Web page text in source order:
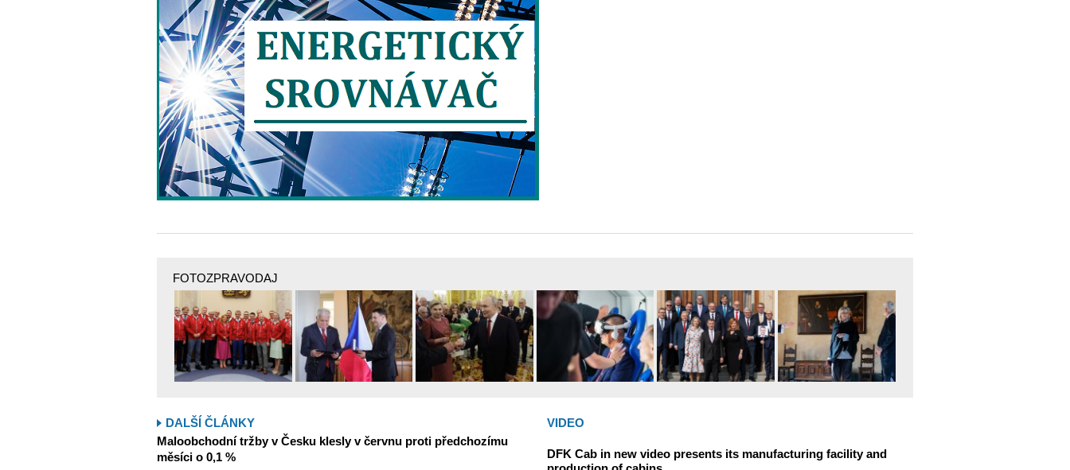
FOTOZPRAVODAJ
DALŠÍ ČLÁNKY
Maloobchodní tržby v Česku klesly v červnu proti předchozímu
měsíci o 0,1 %
VIDEO
DFK Cab in new video presents its manufacturing facility and